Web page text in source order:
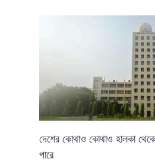
দেশের কোথাও কোথাও হালকা
পারে